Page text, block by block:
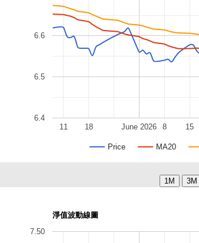
Price MA20
June 2026
11 18 8 15
6.4
6.5
6.6
淨值波動線圖
7.50